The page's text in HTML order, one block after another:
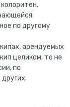
по другому
арендуемых
целиком, то не
по